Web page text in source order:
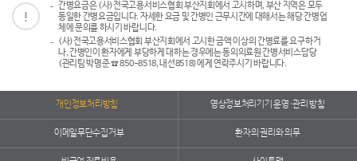
간병요금은 (사)전국고용서비스협회 부산지회에서 고시하며, 부산 지역은 모두
동일한 간병요금입니다. 자세한 요금 및 간병인 근무시간에 대해서는 해당 간병업
체에 문의를 하시기 바랍니다.
(사)전국고용서비스협회 부산지회에서 고시한 금액 이상의 간병료를 요구하거
나, 간병인이 환자에게 부당하게 대하는 경우에는 동의의료원 간병서비스담당
(관리팀 박명준 ☎ 850-8518, 내선8518)에게 연락주시기 바랍니다.
개인정보처리방침 영상정보처리기기 운영·관리 방침
이메일무단수집거부 환자의 권리와 의무